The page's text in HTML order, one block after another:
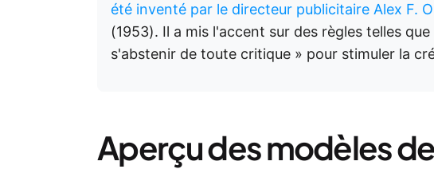
été inventé par le directeur publicitaire Alex F.
(1953). Il a mis l'accent sur des règles telles
s'abstenir de toute critique » pour stimuler la
Aperçu des modèles